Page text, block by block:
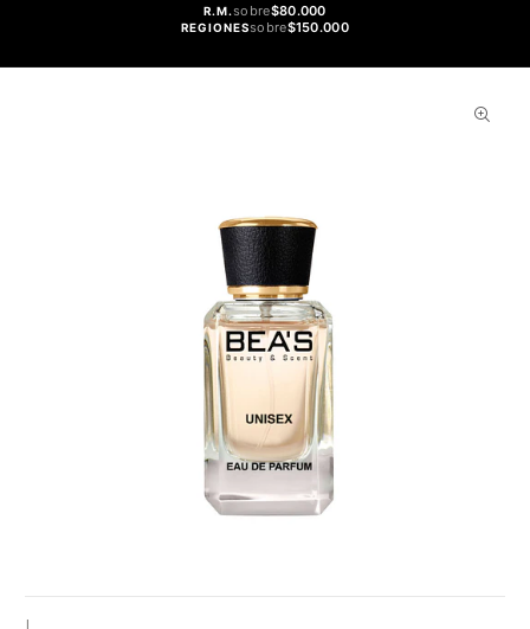
R.M.sobre$80.000
REGIONESsobre$150.000